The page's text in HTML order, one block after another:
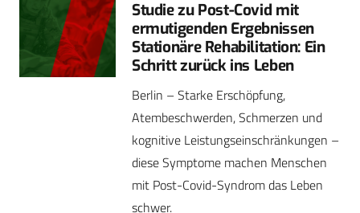
Studie zu Post-Covid mit
ermutigenden Ergebnissen
Stationäre Rehabilitation: Ein
Schritt zurück ins Leben
Berlin – Starke Erschöpfung,
Atembeschwerden, Schmerzen und
kognitive Leistungseinschränkungen –
diese Symptome machen Menschen
mit Post-Covid-Syndrom das Leben
schwer.